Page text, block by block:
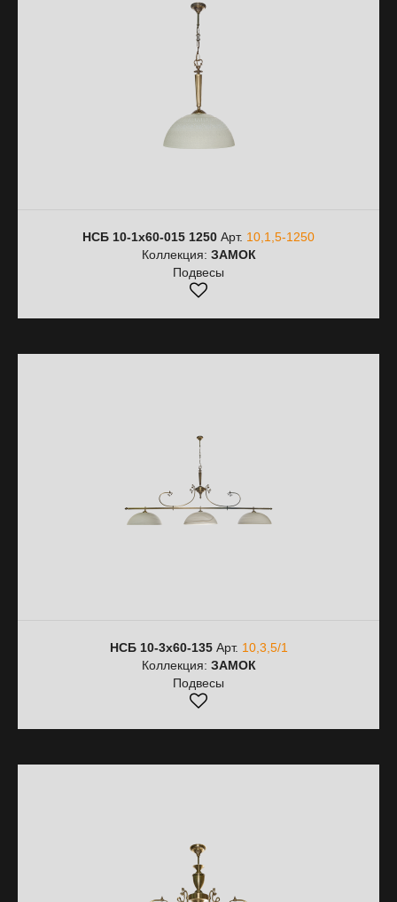
НСБ 10-1х60-015 1250 Арт. 10,1,5-1250
Коллекция: ЗАМОК
Подвесы
НСБ 10-3х60-135Арт. 10,3,5/1
Коллекция: ЗАМОК
Подвесы